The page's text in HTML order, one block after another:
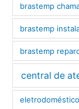
brastemp
brastemp
brastemp
central de